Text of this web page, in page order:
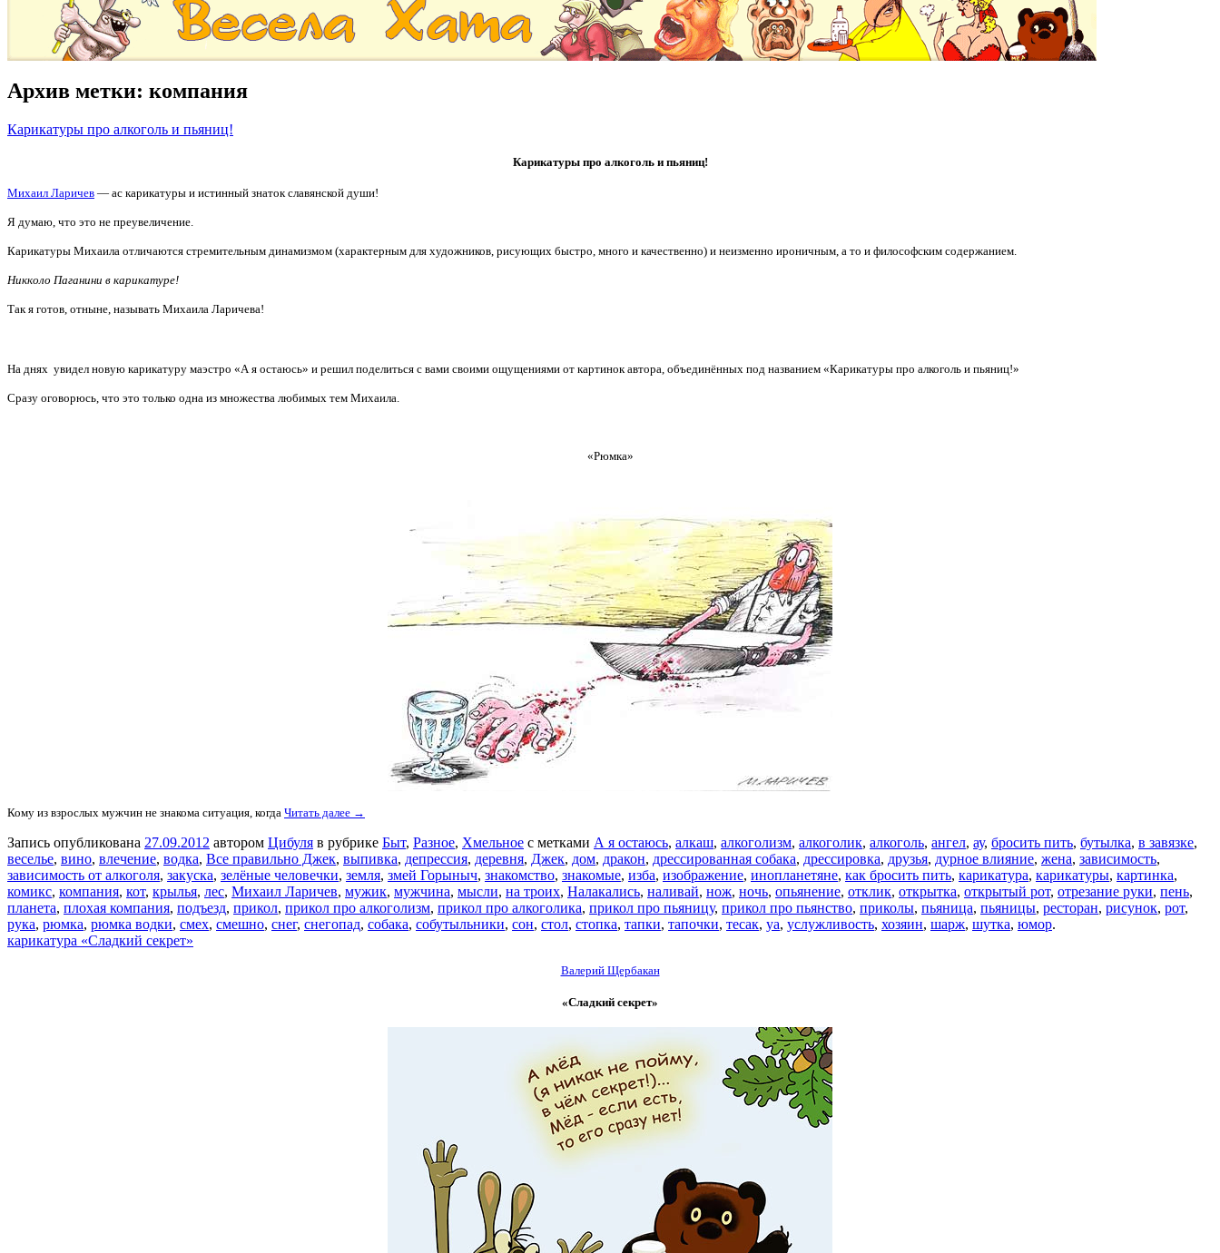
Архив метки: компания
Карикатуры про алкоголь и пьяниц!
Карикатуры про алкоголь и пьяниц!
Михаил Ларичев — ас карикатуры и истинный знаток славянской души!
Я думаю, что это не преувеличение.
Карикатуры Михаила отличаются стремительным динамизмом (характерным для художников, рисующих быстро, много и качественно) и неизменно ироничным, а то и философским содержанием.
Никколо Паганини в карикатуре!
Так я готов, отныне, называть Михаила Ларичева!
На днях увидел новую карикатуру маэстро «А я остаюсь» и решил поделиться с вами своими ощущениями от картинок автора, объединённых под названием «Карикатуры про алкоголь и пьяниц!»
Сразу оговорюсь, что это только одна из множества любимых тем Михаила.
«Рюмка»
Кому из взрослых мужчин не знакома ситуация, когда Читать далее →
Запись опубликована 27.09.2012 автором Цибуля в рубрике Быт, Разное, Хмельное с метками А я остаюсь, алкаш, алкоголизм, алкоголик, алкоголь, ангел, ау, бросить пить, бутылка, в завязке,
веселье, вино, влечение, водка, Все правильно Джек, выпивка, депрессия, деревня, Джек, дом, дракон, дрессированная собака, дрессировка, друзья, дурное влияние, жена, зависимость,
зависимость от алкоголя, закуска, зелёные человечки, земля, змей Горыныч, знакомство, знакомые, изба, изображение, инопланетяне, как бросить пить, карикатура, карикатуры, картинка,
комикс, компания, кот, крылья, лес, Михаил Ларичев, мужик, мужчина, мысли, на троих, Налакались, наливай, нож, ночь, опьянение, отклик, открытка, открытый рот, отрезание руки, пень,
планета, плохая компания, подъезд, прикол, прикол про алкоголизм, прикол про алкоголика, прикол про пьяницу, прикол про пьянство, приколы, пьяница, пьяницы, ресторан, рисунок, рот,
рука, рюмка, рюмка водки, смех, смешно, снег, снегопад, собака, собутыльники, сон, стол, стопка, тапки, тапочки, тесак, уа, услужливость, хозяин, шарж, шутка, юмор.
карикатура «Сладкий секрет»
Валерий Щербакан
«Сладкий секрет»